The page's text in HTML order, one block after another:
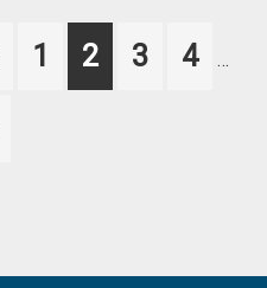
Page
1 Page
2 Page
3 Page
4
pages
…